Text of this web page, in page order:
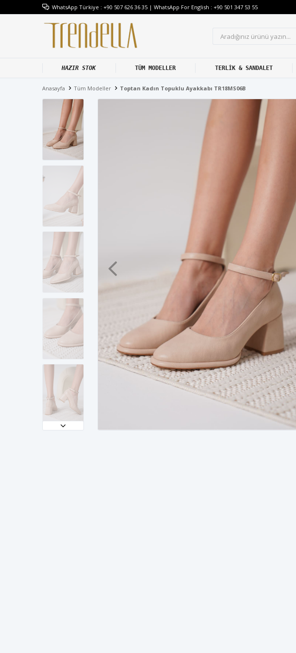
WhatsApp Türkiye : +90 507 626 36 35 | WhatsApp For English : +90 501 347 53 55
HAZIR STOK TÜM MODELLER TERLİK & SANDALET
Anasayfa Tüm Modeller Toptan Kadın Topuklu Ayakkabı TR18MS06B